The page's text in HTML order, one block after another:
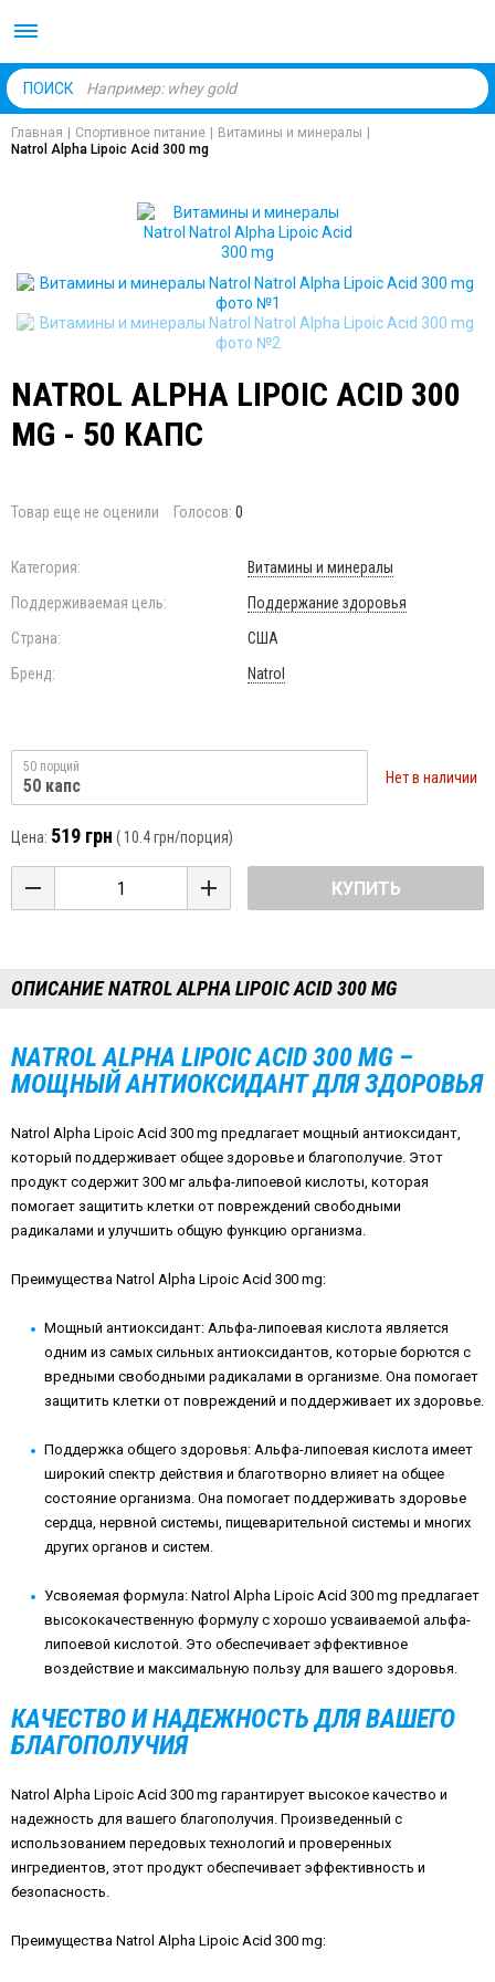
ПОИСК
Главная Спортивное питание Витамины и минералы
Natrol Alpha Lipoic Acid 300 mg
NATROL ALPHA LIPOIC ACID 300
MG - 50 КАПС
Товар еще не оценили Голосов: 0
Категория:
Витамины и минералы
Поддерживаемая цель:
Поддержание здоровья
Страна:
США
Бренд:
Natrol
50 порций
50 капс Нет в наличии
Цена: 519 грн ( 10.4 грн/порция)
КУПИТЬ
ОПИСАНИЕ NATROL ALPHA LIPOIC ACID 300 MG
NATROL ALPHA LIPOIC ACID 300 MG –
МОЩНЫЙ АНТИОКСИДАНТ ДЛЯ ЗДОРОВЬЯ
Natrol Alpha Lipoic Acid 300 mg предлагает мощный антиоксидант,
который поддерживает общее здоровье и благополучие. Этот
продукт содержит 300 мг альфа-липоевой кислоты, которая
помогает защитить клетки от повреждений свободными
радикалами и улучшить общую функцию организма.
Преимущества Natrol Alpha Lipoic Acid 300 mg:
Мощный антиоксидант: Альфа-липоевая кислота является
одним из самых сильных антиоксидантов, которые борются с
вредными свободными радикалами в организме. Она помогает
защитить клетки от повреждений и поддерживает их здоровье.
Поддержка общего здоровья: Альфа-липоевая кислота имеет
широкий спектр действия и благотворно влияет на общее
состояние организма. Она помогает поддерживать здоровье
сердца, нервной системы, пищеварительной системы и многих
других органов и систем.
Усвояемая формула: Natrol Alpha Lipoic Acid 300 mg предлагает
высококачественную формулу с хорошо усваиваемой альфа-
липоевой кислотой. Это обеспечивает эффективное
воздействие и максимальную пользу для вашего здоровья.
КАЧЕСТВО И НАДЕЖНОСТЬ ДЛЯ ВАШЕГО
БЛАГОПОЛУЧИЯ
Natrol Alpha Lipoic Acid 300 mg гарантирует высокое качество и
надежность для вашего благополучия. Произведенный с
использованием передовых технологий и проверенных
ингредиентов, этот продукт обеспечивает эффективность и
безопасность.
Преимущества Natrol Alpha Lipoic Acid 300 mg: